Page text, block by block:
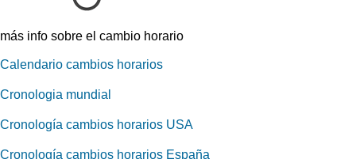
más info sobre el cambio horario
Calendario cambios horarios
Cronologia mundial
Cronología cambios horarios USA
Cronología cambios horarios España